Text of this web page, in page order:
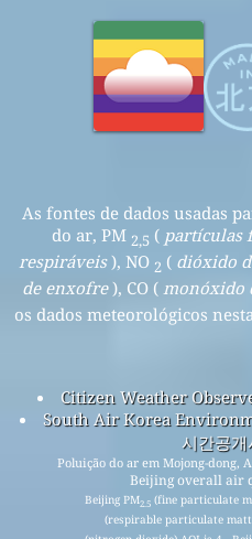
As fontes de dados usadas
do ar, PM 2,5 ( partículas
respiráveis), NO 2 ( dióxido
de enxofre), CO ( monóxido
os dados meteorológicos
Citizen Weather
South Air Korea
시간공
Poluição do ar em Mojong-dong,
Beijing overall air
Beijing PM2.5 (fine particulate
(respirable particulate